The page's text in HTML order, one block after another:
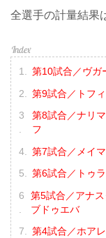
全選手の計量結果
第10試合／ヴガ
第9試合／トフ
第8試合／ナリ
フ
第7試合／メイ
第6試合／トゥ
第5試合／アナ
ブドゥエバ
第4試合／ホア